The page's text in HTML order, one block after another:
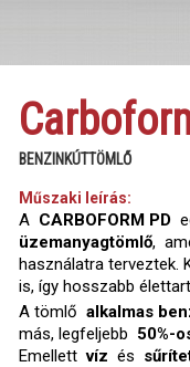
BENZINKÚTTÖMLŐ
Műszaki leírás:
A CARBOFORM PD
üzemanyagtömlő,
használatra terveztek.
is, így hosszabb
A tömlő alkalmas
más, legfeljebb 50%-
Emellettvíz és